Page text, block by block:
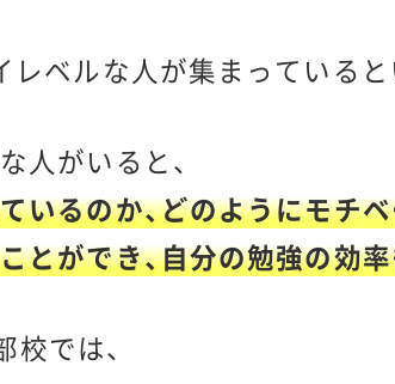
レベルな人が集まっていると
人がいると、
いるのか、どのようにモチ
とができ、自分の勉強の効
では、